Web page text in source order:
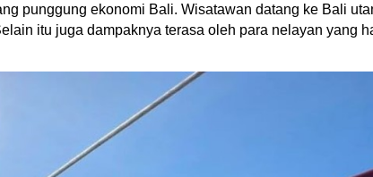
punggung ekonomi Bali. Wisatawan datang ke Bali
itu juga dampaknya terasa oleh para nelayan yang